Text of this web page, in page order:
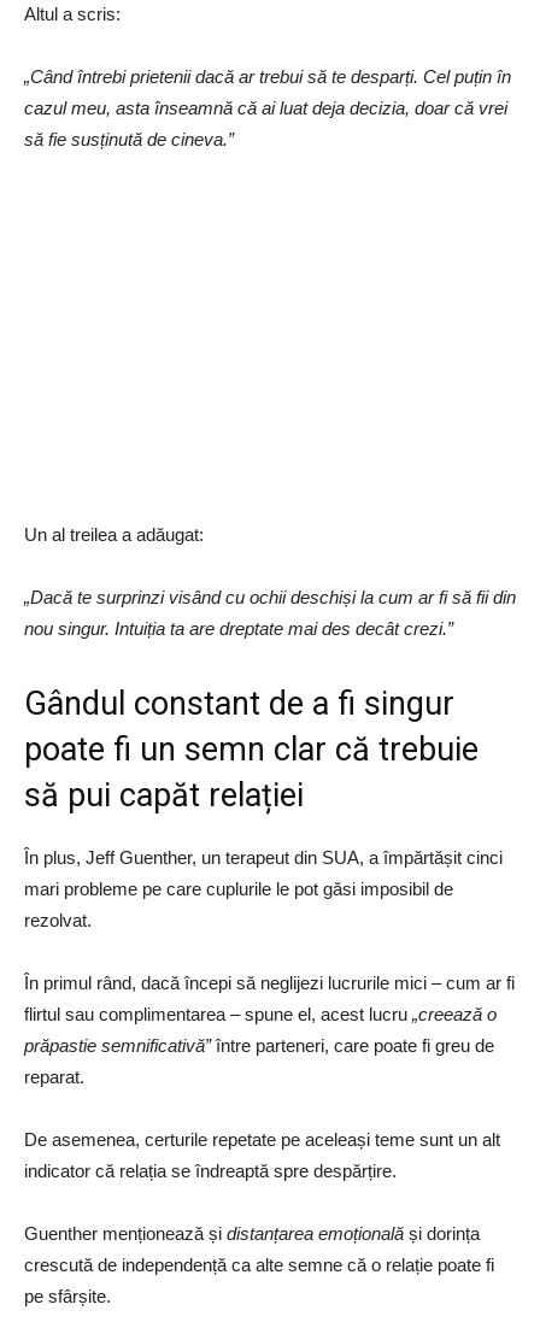
Altul a scris:
„Când întrebi prietenii dacă ar trebui să te desparți. Cel puțin în
cazul meu, asta înseamnă că ai luat deja decizia, doar că vrei
să fie susținută de cineva.”
Un al treilea a adăugat:
„Dacă te surprinzi visând cu ochii deschiși la cum ar fi să fii din
nou singur. Intuiția ta are dreptate mai des decât crezi.”
Gândul constant de a fi singur
poate fi un semn clar că trebuie
să pui capăt relației
În plus, Jeff Guenther, un terapeut din SUA, a împărtășit cinci
mari probleme pe care cuplurile le pot găsi imposibil de
rezolvat.
În primul rând, dacă începi să neglijezi lucrurile mici – cum ar fi
flirtul sau complimentarea – spune el, acest lucru „creează o
prăpastie semnificativă”între parteneri, care poate fi greu de
reparat.
De asemenea, certurile repetate pe aceleași teme sunt un alt
indicator că relația se îndreaptă spre despărțire.
Guenther menționează și distanțarea emoțională și dorința
crescută de independență ca alte semne că o relație poate fi
pe sfârșite.